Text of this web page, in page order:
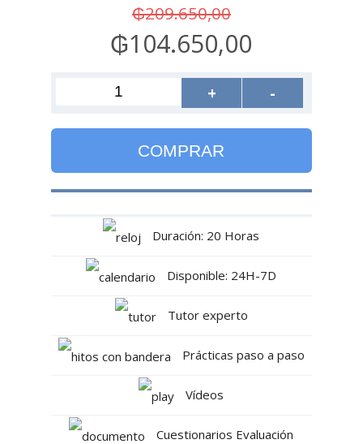
₲209.650,00
₲104.650,00
+ -
COMPRAR
Duración: 20 Horas
Disponible: 24H-7D
Tutor experto
Prácticas paso a paso
Vídeos
Cuestionarios Evaluación